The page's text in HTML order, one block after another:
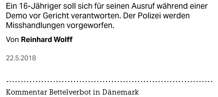
Ein 16-Jähriger soll sich für seinen Ausruf während einer
Demo vor Gericht verantworten. Der Polizei werden
Misshandlungen vorgeworfen.
Von Reinhard Wolff
22.5.2018
Kommentar Bettelverbot in Dänemark